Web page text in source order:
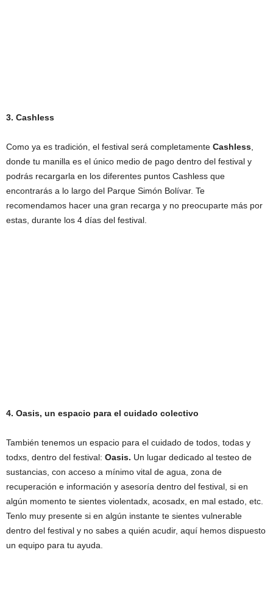
3. Cashless
Como ya es tradición, el festival será completamente Cashless,
donde tu manilla es el único medio de pago dentro del festival y
podrás recargarla en los diferentes puntos Cashless que
encontrarás a lo largo del Parque Simón Bolívar. Te
recomendamos hacer una gran recarga y no preocuparte más por
estas, durante los 4 días del festival.
4. Oasis, un espacio para el cuidado colectivo
También tenemos un espacio para el cuidado de todos, todas y
todxs, dentro del festival: Oasis. Un lugar dedicado al testeo de
sustancias, con acceso a mínimo vital de agua, zona de
recuperación e información y asesoría dentro del festival, si en
algún momento te sientes violentadx, acosadx, en mal estado, etc.
Tenlo muy presente si en algún instante te sientes vulnerable
dentro del festival y no sabes a quién acudir, aquí hemos dispuesto
un equipo para tu ayuda.